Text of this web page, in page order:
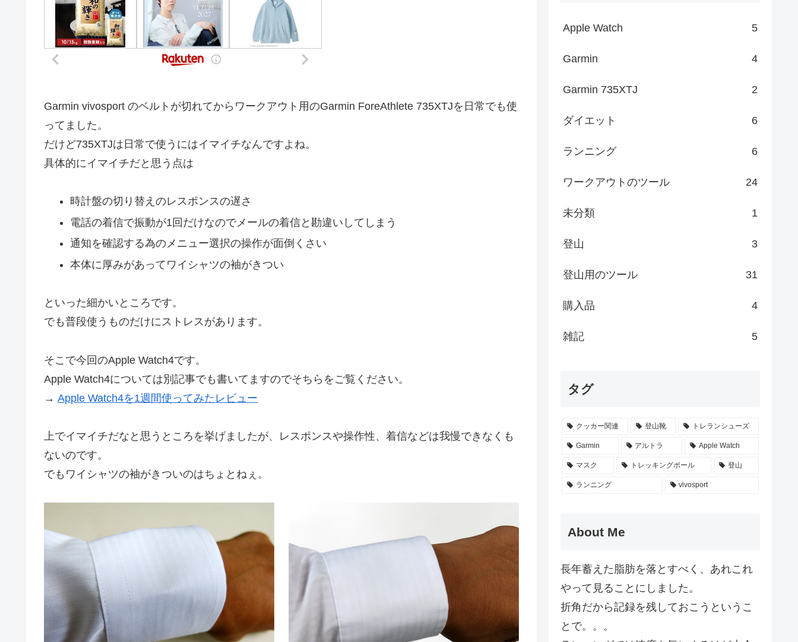
Garmin vivosport のベルトが切れてからワークアウト用のGarmin ForeAthlete 735XTJを日常でも使
ってました。
だけど735XTJは日常で使うにはイマイチなんですよね。
具体的にイマイチだと思う点は
時計盤の切り替えのレスポンスの遅さ
電話の着信で振動が1回だけなのでメールの着信と勘違いしてしまう
通知を確認する為のメニュー選択の操作が面倒くさい
本体に厚みがあってワイシャツの袖がきつい
といった細かいところです。
でも普段使うものだけにストレスがあります。
そこで今回のApple Watch4です。
Apple Watch4については別記事でも書いてますのでそちらをご覧ください。
→ Apple Watch4を1週間使ってみたレビュー
上でイマイチだなと思うところを挙げましたが、レスポンスや操作性、着信などは我慢できなくも
ないのです。
でもワイシャツの袖がきついのはちょとねぇ。
Apple Watch 5
Garmin 4
Garmin 735XTJ 2
ダイエット 6
ランニング 6
ワークアウトのツール 24
未分類 1
登山 3
登山用のツール 31
購入品 4
雑記 5
タグ
クッカー関連 登山靴 トレランシューズ
Garmin アルトラ Apple Watch
マスク トレッキングポール 登山
ランニング vivosport
About Me
長年蓄えた脂肪を落とすべく、あれこれ
やって見ることにしました。
折角だから記録を残しておこうというこ
とで。。。